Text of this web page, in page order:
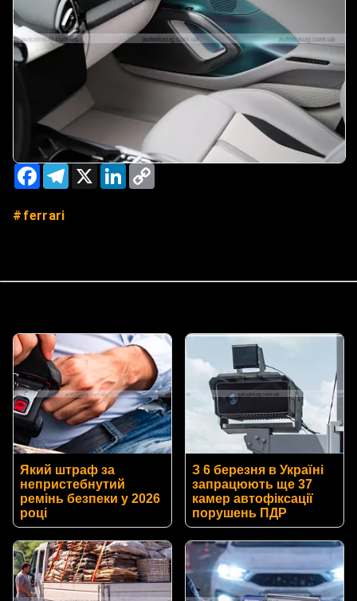
FacebookTelegram
X LinkedIn
ferrari
Який штраф за
непристебнутий
ремінь безпеки у 2026
році
З 6 березня в Україні
запрацюють ще 37
камер автофіксації
порушень ПДР